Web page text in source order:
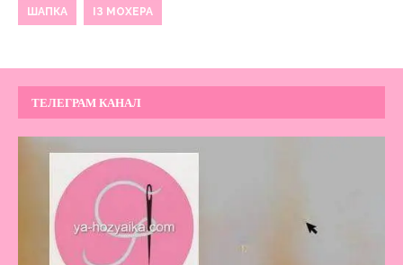
ШАПКА ІЗ МОХЕРА
ТЕЛЕГРАМ КАНАЛ